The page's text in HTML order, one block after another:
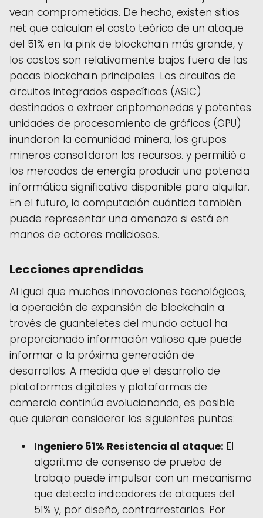
vean comprometidas. De hecho, existen sitios
net que calculan el costo teórico de un ataque
del 51% en la pink de blockchain más grande, y
los costos son relativamente bajos fuera de las
pocas blockchain principales. Los circuitos de
circuitos integrados específicos (ASIC)
destinados a extraer criptomonedas y potentes
unidades de procesamiento de gráficos (GPU)
inundaron la comunidad minera, los grupos
mineros consolidaron los recursos. y permitió a
los mercados de energía producir una potencia
informática significativa disponible para alquilar.
En el futuro, la computación cuántica también
puede representar una amenaza si está en
manos de actores maliciosos.
Lecciones aprendidas
Al igual que muchas innovaciones tecnológicas,
la operación de expansión de blockchain a
través de guanteletes del mundo actual ha
proporcionado información valiosa que puede
informar a la próxima generación de
desarrollos. A medida que el desarrollo de
plataformas digitales y plataformas de
comercio continúa evolucionando, es posible
que quieran considerar los siguientes puntos:
Ingeniero 51% Resistencia al ataque: El
algoritmo de consenso de prueba de
trabajo puede impulsar con un mecanismo
que detecta indicadores de ataques del
51% y, por diseño, contrarrestarlos. Por